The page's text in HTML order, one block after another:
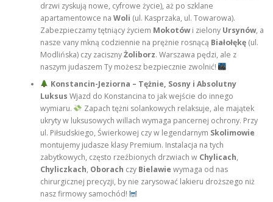
drzwi zyskują nowe, cyfrowe życie), aż po szklane
apartamentowce na Woli (ul. Kasprzaka, ul. Towarowa).
Zabezpieczamy tętniący życiem Mokotówi zielony Ursynów, a
nasze vany mkną codziennie na prężnie rosnącą Białołękę(ul.
Modlińska) czy zacisznyŻoliborz. Warszawa pędzi, ale z
naszym judaszem Ty możesz bezpiecznie zwolnić!
Konstancin-Jeziorna – Tężnie, Sosny i Absolutny
Luksus Wjazd do Konstancina to jak wejście do innego
wymiaru.
Zapach tężni solankowych relaksuje, ale majątek
ukryty w luksusowych willach wymaga pancernej ochrony. Przy
ul. Piłsudskiego, Świerkowej czy w legendarnym Skolimowie
montujemy judasze klasy Premium. Instalacja na tych
zabytkowych, często rzeźbionych drzwiach w Chylicach,
Chyliczkach, Oborach czy Bielawie wymaga od nas
chirurgicznej precyzji, by nie zarysować lakieru droższego niż
nasz firmowy samochód!